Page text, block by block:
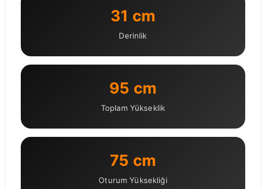
31 cm
Derinlik
95 cm
Toplam Yükseklik
75 cm
Oturum Yüksekliği